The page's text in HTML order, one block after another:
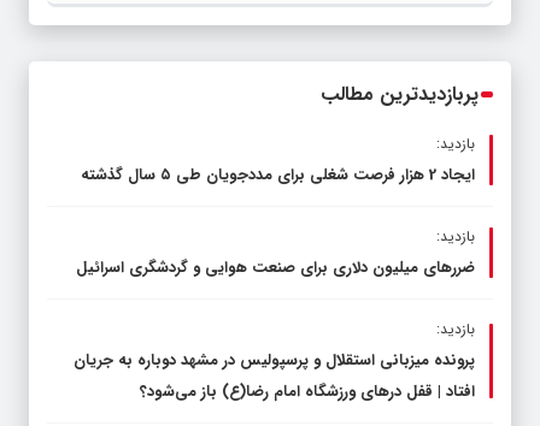
قاچاق سوخت و عوامل اصلی ناترازی را
پربازدیدترین مطالب
بازدید:
ایجاد 2 هزار فرصت شغلی برای مددجویان طی ۵ سال گذشته
بازدید:
ضررهای میلیون دلاری برای صنعت هوایی و گردشگری اسرائیل
بازدید:
پرونده میزبانی استقلال و پرسپولیس در مشهد دوباره به جریان
افتاد | قفل در‌های ورزشگاه امام رضا(ع) باز می‌شود؟